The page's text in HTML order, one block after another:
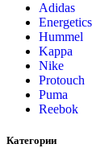
Adidas
Energetics
Hummel
Kappa
Nike
Protouch
Puma
Reebok
Категории